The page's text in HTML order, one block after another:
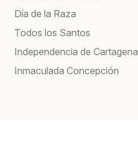
Día de la Raza
Todos los Santos
Independencia de Cartagena
Inmaculada Concepción